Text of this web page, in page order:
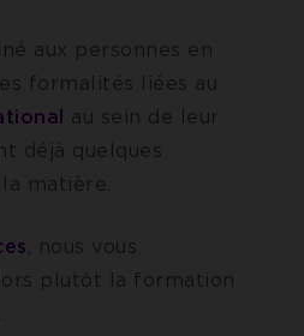
aux personnes en
formalités liées au
au sein de leur
déjà quelques
matière.
, nous vous
plutôt la formation